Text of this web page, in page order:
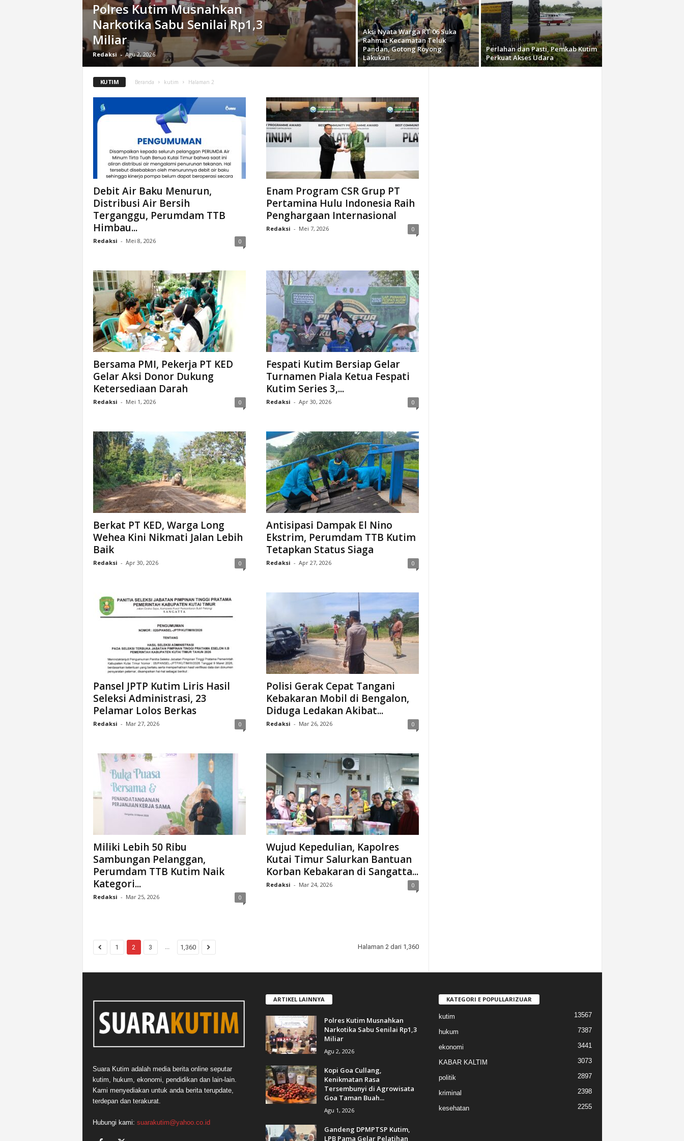
n
k
u
Polres Kutim Musnahkan
Narkotika Sabu Senilai Rp1,3
Miliar
Redaksi - Agu 2, 2026
Aksi Nyata Warga RT 06 Suka
Rahmat Kecamatan Teluk
Pandan, Gotong Royong
Lakukan...
Perlahan dan Pasti, Pemkab Kutim
Perkuat Akses Udara
KUTIM Beranda kutim Halaman 2
Debit Air Baku Menurun,
Distribusi Air Bersih
Terganggu, Perumdam TTB
Himbau...
Redaksi - Mei 8, 2026 0
Enam Program CSR Grup PT
Pertamina Hulu Indonesia Raih
Penghargaan Internasional
Redaksi - Mei 7, 2026 0
Bersama PMI, Pekerja PT KED
Gelar Aksi Donor Dukung
Ketersediaan Darah
Redaksi - Mei 1, 2026 0
Fespati Kutim Bersiap Gelar
Turnamen Piala Ketua Fespati
Kutim Series 3,...
Redaksi - Apr 30, 2026 0
Berkat PT KED, Warga Long
Wehea Kini Nikmati Jalan Lebih
Baik
Redaksi - Apr 30, 2026 0
Antisipasi Dampak El Nino
Ekstrim, Perumdam TTB Kutim
Tetapkan Status Siaga
Redaksi - Apr 27, 2026 0
Pansel JPTP Kutim Liris Hasil
Seleksi Administrasi, 23
Pelamar Lolos Berkas
Redaksi - Mar 27, 2026 0
Polisi Gerak Cepat Tangani
Kebakaran Mobil di Bengalon,
Diduga Ledakan Akibat...
Redaksi - Mar 26, 2026 0
Miliki Lebih 50 Ribu
Sambungan Pelanggan,
Perumdam TTB Kutim Naik
Kategori...
Redaksi - Mar 25, 2026 0
Wujud Kepedulian, Kapolres
Kutai Timur Salurkan Bantuan
Korban Kebakaran di Sangatta...
Redaksi - Mar 24, 2026 0
1 2 3 ... 1,360 Halaman 2 dari 1,360
Suara Kutim adalah media berita online seputar
kutim, hukum, ekonomi, pendidikan dan lain-lain.
Kami menyediakan untuk anda berita terupdate,
terdepan dan terakurat.
Hubungi kami: suarakutim@yahoo.co.id
ARTIKEL LAINNYA
Polres Kutim Musnahkan
Narkotika Sabu Senilai Rp1,3
Miliar
Agu 2, 2026
Kopi Goa Cullang,
Kenikmatan Rasa
Tersembunyi di Agrowisata
Goa Taman Buah...
Agu 1, 2026
Gandeng DPMPTSP Kutim,
LPB Pama Gelar Pelatihan
KATEGORI E POPULLARIZUAR
kutim 13567
hukum 7387
ekonomi 3441
KABAR KALTIM 3073
politik 2897
kriminal 2398
kesehatan 2255